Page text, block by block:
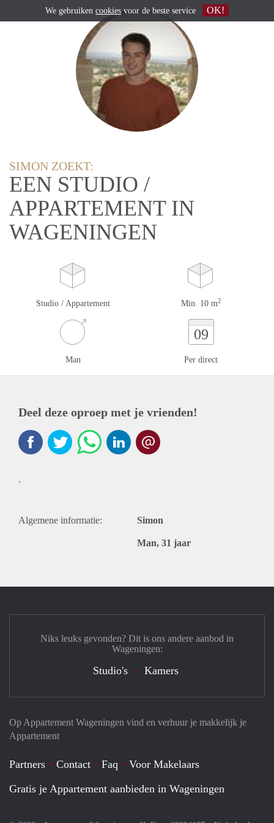
SIMON ZOEKT:
EEN STUDIO /
APPARTEMENT IN
WAGENINGEN
Studio / Appartement Min. 10 m2
Man
09
Per direct
Deel deze oproep met je vrienden!
.
Algemene informatie: Simon
Man, 31 jaar
Op Appartement Wageningen vind en verhuur je makkelijk je
Appartement
Partners Contact Faq
Voor Makelaars
Gratis je Appartement aanbieden in Wageningen
Niks leuks gevonden? Dit is ons andere aanbod in
Wageningen:
Studio's Kamers
We gebruiken cookies voor de beste service OK!